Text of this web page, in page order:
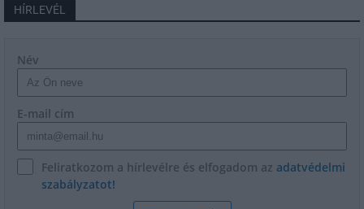
HÍRLEVÉL
Név
E-mail cím
Feliratkozom a hírlevélre és elfogadom az adatvédelmi
szabályzatot!